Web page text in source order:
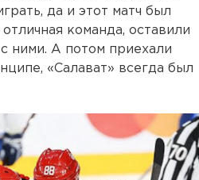
да и этот матч был
команда, оставили
ними. А потом приехали
«Салават» всегда был